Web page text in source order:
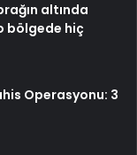
altında
bölgede hiç
Operasyonu: 3